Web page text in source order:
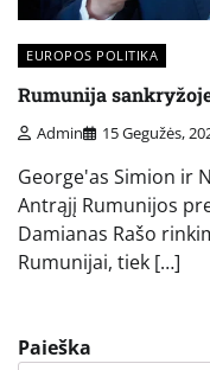
EUROPOS POLITIKA
Rumunija
Admin 15 Gegužės,
George'as Simion ir
Antrąjį Rumunijos
Damianas Rašo
Rumunijai, tiek […]
Paieška